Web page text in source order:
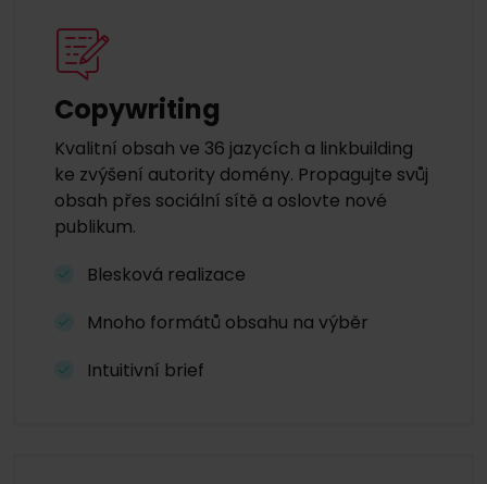
Copywriting
Kvalitní obsah ve 36 jazycích a linkbuilding
ke zvýšení autority domény. Propagujte svůj
obsah přes sociální sítě a oslovte nové
publikum.
Blesková realizace
Mnoho formátů obsahu na výběr
Intuitivní brief